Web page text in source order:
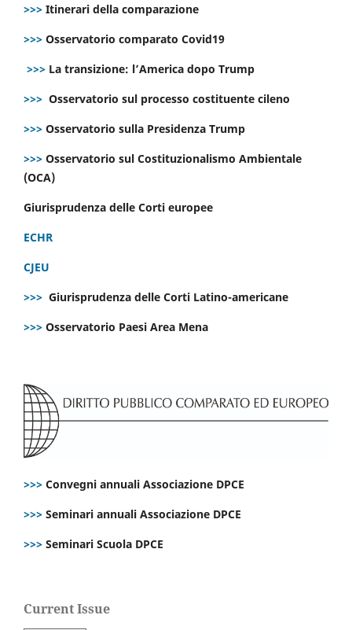
>>> Itinerari della comparazione
>>> Osservatorio comparato Covid19
>>> La transizione: l’America dopo Trump
>>> Osservatorio sul processo costituente cileno
>>> Osservatorio sulla Presidenza Trump
>>> Osservatorio sul Costituzionalismo Ambientale
(OCA)
Giurisprudenza delle Corti europee
ECHR
CJEU
>>> Giurisprudenza delle Corti Latino-americane
>>> Osservatorio Paesi Area Mena
>>> Convegni annuali Associazione DPCE
>>> Seminari annuali Associazione DPCE
>>> Seminari Scuola DPCE
Current Issue